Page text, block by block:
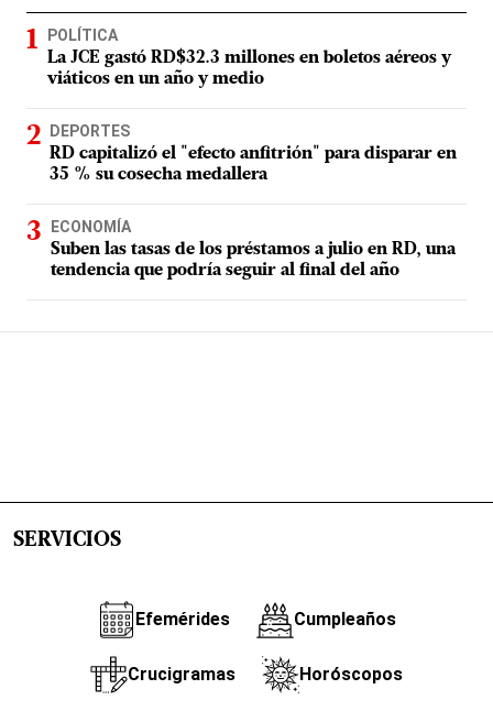
POLÍTICA
La JCE gastó RD$32.3 millones en boletos aéreos y
viáticos en un año y medio
DEPORTES
RD capitalizó el "efecto anfitrión" para disparar en
35 % su cosecha medallera
ECONOMÍA
Suben las tasas de los préstamos a julio en RD, una
tendencia que podría seguir al final del año
SERVICIOS
Efemérides Cumpleaños
Crucigramas Horóscopos